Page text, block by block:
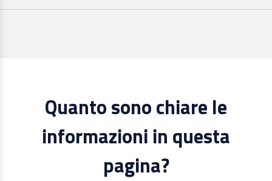
Quanto sono chiare le
informazioni in questa
pagina?